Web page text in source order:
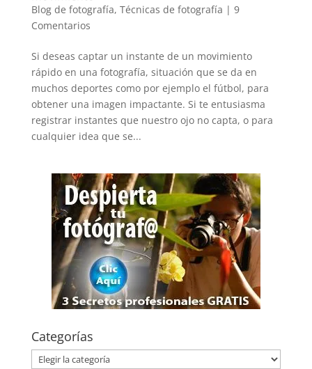
Blog de fotografía, Técnicas de fotografía | 9
Comentarios
Si deseas captar un instante de un movimiento
rápido en una fotografía, situación que se da en
muchos deportes como por ejemplo el fútbol, para
obtener una imagen impactante. Si te entusiasma
registrar instantes que nuestro ojo no capta, o para
cualquier idea que se...
Categorías
Categorías